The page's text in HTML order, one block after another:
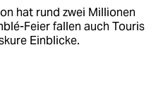
hat rund zwei Millionen
Feier fallen auch Touris
Einblicke.